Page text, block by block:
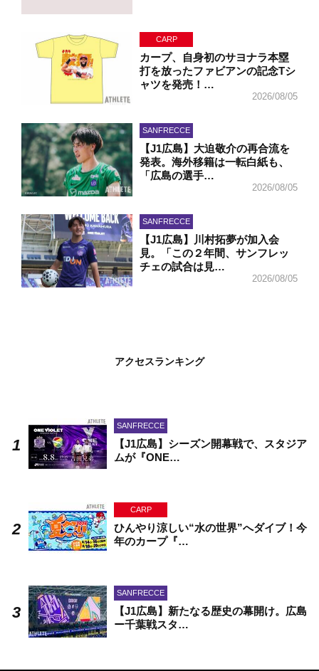
CARP
カープ、自身初のサヨナラ本塁
打を放ったファビアンの記念Tシ
ャツを発売！…
2026/08/05
SANFRECCE
【J1広島】大迫敬介の再合流を
発表。海外移籍は一転白紙も、
「広島の選手…
2026/08/05
SANFRECCE
【J1広島】川村拓夢が加入会
見。「この２年間、サンフレッ
チェの試合は見…
2026/08/05
アクセスランキング
SANFRECCE
【J1広島】シーズン開幕戦で、スタジア
ムが『ONE…
CARP
ひんやり涼しい“水の世界”へダイブ！今
年のカープ『…
SANFRECCE
【J1広島】新たなる歴史の幕開け。広島
ー千葉戦スタ…